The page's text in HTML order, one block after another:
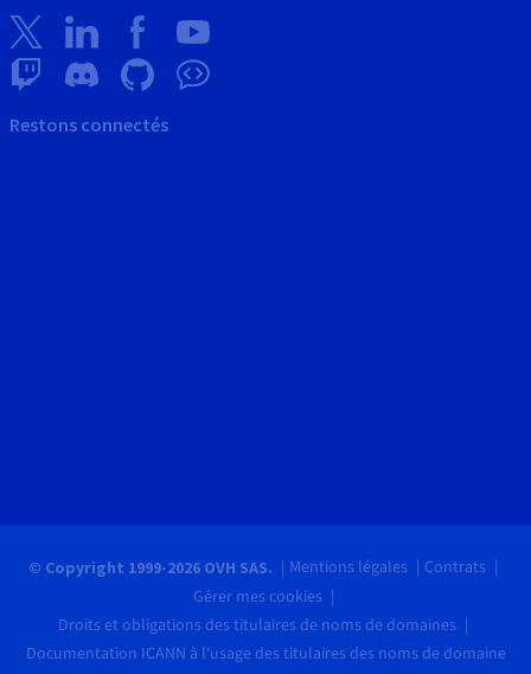
Restons connectés
© Copyright 1999-2026 OVH SAS. Mentions légales
Contrats
Gérer mes cookies
Droits et obligations des titulaires de noms de domaines
Documentation ICANN à l'usage des titulaires des noms de domaine